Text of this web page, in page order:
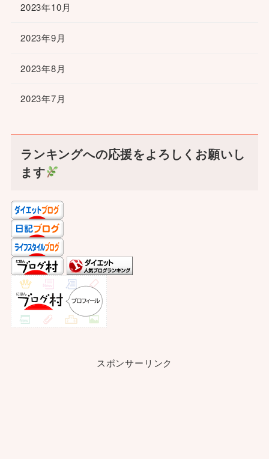
2023年10月
2023年9月
2023年8月
2023年7月
ランキングへの応援をよろしくお願いし
ます
スポンサーリンク